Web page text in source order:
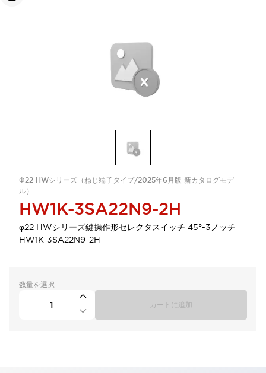
Φ22 HWシリーズ（ねじ端子タイプ/2025年6月版 新カタログモデ
ル）
HW1K-3SA22N9-2H
φ22 HWシリーズ鍵操作形セレクタスイッチ 45°-3ノッチ
HW1K-3SA22N9-2H
数量を選択
カートに追加